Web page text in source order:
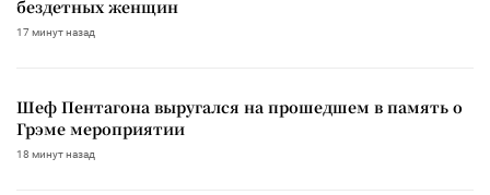
бездетных женщин
17 минут назад
Шеф Пентагона выругался на прошедшем в память о
Грэме мероприятии
18 минут назад